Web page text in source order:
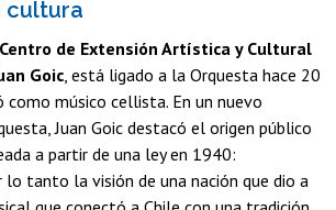
cultura
de Extensión Artística y Cultural
Goic, está ligado a la Orquesta hace 20
como músico cellista. En un nuevo
Juan Goic destacó el origen público
a partir de una ley en 1940:
lo tanto la visión de una nación que dio a